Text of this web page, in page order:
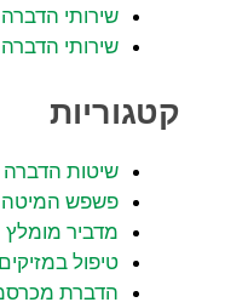
שירותי הדברה
שירותי הדברה
קטגוריות
שיטות הדברה
פשפש המיטה
מדביר מומלץ
טיפול במזיקים
הדברת